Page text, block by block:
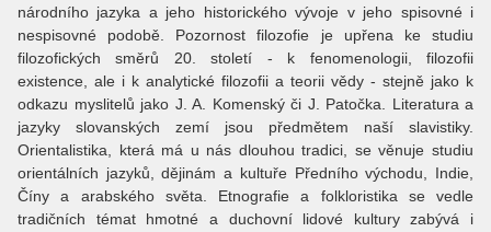
národního jazyka a jeho historického vývoje v jeho spisovné i
nespisovné podobě. Pozornost filozofie je upřena ke studiu
filozofických směrů 20. století - k fenomenologii, filozofii
existence, ale i k analytické filozofii a teorii vědy - stejně jako k
odkazu myslitelů jako J. A. Komenský či J. Patočka. Literatura a
jazyky slovanských zemí jsou předmětem naší slavistiky.
Orientalistika, která má u nás dlouhou tradici, se věnuje studiu
orientálních jazyků, dějinám a kultuře Předního východu, Indie,
Číny a arabského světa. Etnografie a folkloristika se vedle
tradičních témat hmotné a duchovní lidové kultury zabývá i